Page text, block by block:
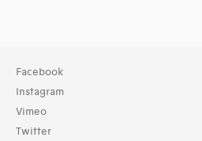
Facebook
Instagram
Vimeo
Twitter